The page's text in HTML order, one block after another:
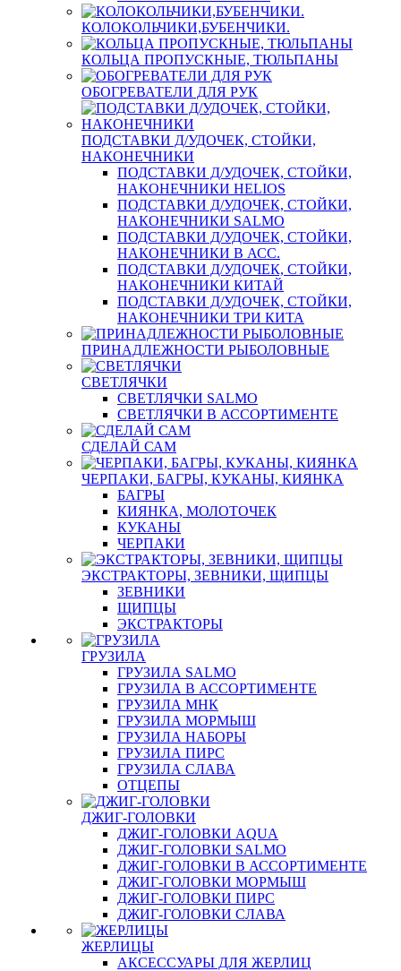
КОЛОКОЛЬЧИКИ,БУБЕНЧИКИ.
КОЛЬЦА ПРОПУСКНЫЕ, ТЮЛЬПАНЫ
ОБОГРЕВАТЕЛИ ДЛЯ РУК
ПОДСТАВКИ Д/УДОЧЕК, СТОЙКИ,
НАКОНЕЧНИКИ
ПОДСТАВКИ Д/УДОЧЕК, СТОЙКИ,
НАКОНЕЧНИКИ HELIOS
ПОДСТАВКИ Д/УДОЧЕК, СТОЙКИ,
НАКОНЕЧНИКИ SALMO
ПОДСТАВКИ Д/УДОЧЕК, СТОЙКИ,
НАКОНЕЧНИКИ В АСС.
ПОДСТАВКИ Д/УДОЧЕК, СТОЙКИ,
НАКОНЕЧНИКИ КИТАЙ
ПОДСТАВКИ Д/УДОЧЕК, СТОЙКИ,
НАКОНЕЧНИКИ ТРИ КИТА
ПРИНАДЛЕЖНОСТИ РЫБОЛОВНЫЕ
СВЕТЛЯЧКИ
СВЕТЛЯЧКИ SALMO
СВЕТЛЯЧКИ В АССОРТИМЕНТЕ
СДЕЛАЙ САМ
ЧЕРПАКИ, БАГРЫ, КУКАНЫ, КИЯНКА
БАГРЫ
КИЯНКА, МОЛОТОЧЕК
КУКАНЫ
ЧЕРПАКИ
ЭКСТРАКТОРЫ, ЗЕВНИКИ, ЩИПЦЫ
ЗЕВНИКИ
ЩИПЦЫ
ЭКСТРАКТОРЫ
ГРУЗИЛА
ГРУЗИЛА SALMO
ГРУЗИЛА В АССОРТИМЕНТЕ
ГРУЗИЛА МНК
ГРУЗИЛА МОРМЫШ
ГРУЗИЛА НАБОРЫ
ГРУЗИЛА ПИРС
ГРУЗИЛА СЛАВА
ОТЦЕПЫ
ДЖИГ-ГОЛОВКИ
ДЖИГ-ГОЛОВКИ AQUA
ДЖИГ-ГОЛОВКИ SALMO
ДЖИГ-ГОЛОВКИ В АССОРТИМЕНТЕ
ДЖИГ-ГОЛОВКИ МОРМЫШ
ДЖИГ-ГОЛОВКИ ПИРС
ДЖИГ-ГОЛОВКИ СЛАВА
ЖЕРЛИЦЫ
АКСЕССУАРЫ ДЛЯ ЖЕРЛИЦ